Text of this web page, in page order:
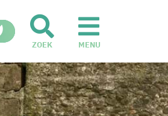
ZOEK MENU